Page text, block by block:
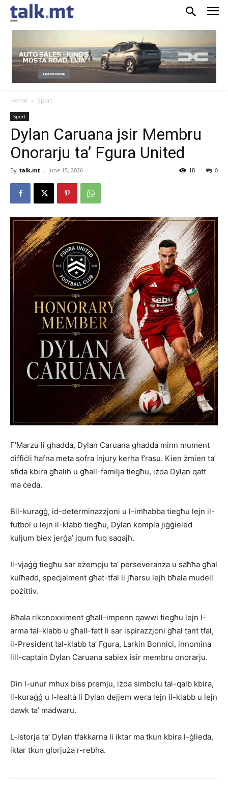
Home Sport
Sport
Dylan Caruana jsir Membru
Onorarju ta’ Fgura United
By talk.mt - June 15, 2026 0
18
F’Marzu li għadda, Dylan Caruana għadda minn mument
diffiċli ħafna meta sofra injury kerha f’rasu. Kien żmien ta’
sfida kbira għalih u għall-familja tiegħu, iżda Dylan qatt
ma ċeda.
Bil-kuraġġ, id-determinazzjoni u l-imħabba tiegħu lejn il-
futbol u lejn il-klabb tiegħu, Dylan kompla jiġġieled
kuljum biex jerġa’ jqum fuq saqajh.
Il-vjaġġ tiegħu sar eżempju ta’ perseveranza u saħħa għal
kulħadd, speċjalment għat-tfal li jħarsu lejh bħala mudell
pożittiv.
Bħala rikonoxximent għall-impenn qawwi tiegħu lejn l-
arma tal-klabb u għall-fatt li sar ispirazzjoni għal tant tfal,
il-President tal-klabb ta’ Fgura, Larkin Bonnici, innomina
lill-captain Dylan Caruana sabiex isir membru onorarju.
Din l-unur mhux biss premju, iżda simbolu tal-qalb kbira,
il-kuraġġ u l-lealtà li Dylan dejjem wera lejn il-klabb u lejn
dawk ta’ madwaru.
L-istorja ta’ Dylan tfakkarna li iktar ma tkun kbira l-ġlieda,
iktar tkun glorjuża r-rebħa.